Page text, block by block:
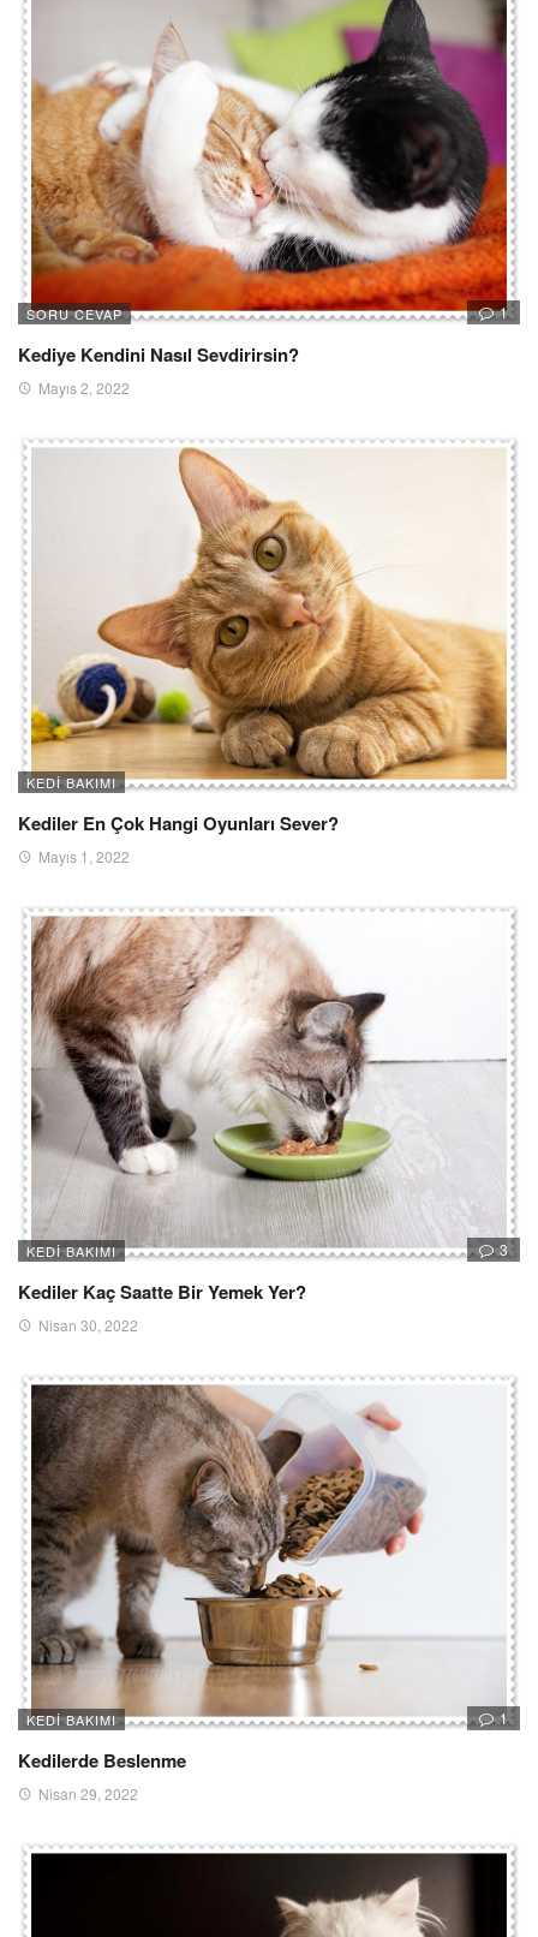
SORU CEVAP 1
Kediye Kendini Nasıl Sevdirirsin?
Mayıs 2, 2022
KEDI BAKIMI
Kediler En Çok Hangi Oyunları Sever?
Mayıs 1, 2022
KEDI BAKIMI 3
Kediler Kaç Saatte Bir Yemek Yer?
Nisan 30, 2022
KEDI BAKIMI 1
Kedilerde Beslenme
Nisan 29, 2022